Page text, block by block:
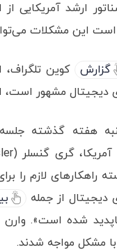
ارشد آمریکایی
این مشکلات
گزارش
دیجیتال مشهور است،
هفته گذشته
راهکارهای لازم
دیجیتال از جمله
ناپدید شده است».
مشکل مواجه شدند.